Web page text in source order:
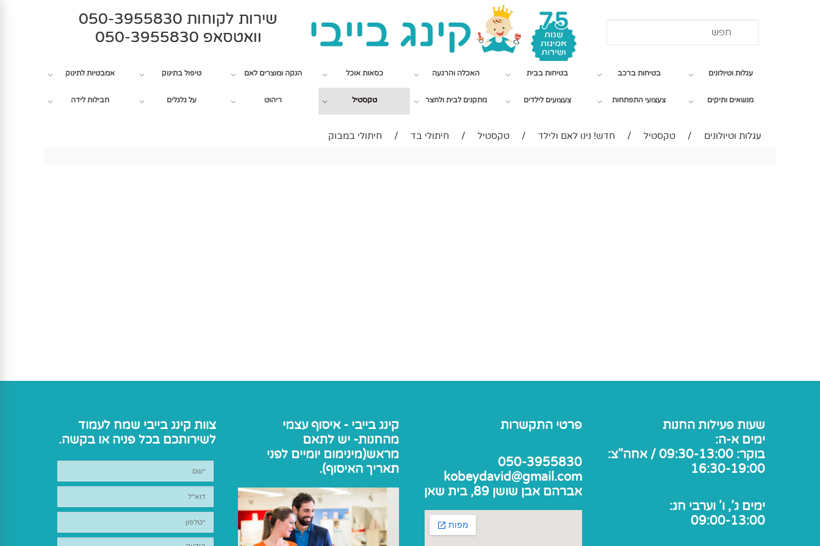
שירות לקוחות 050-3955830
וואטסאפ 050-3955830
עגלות וטיולונים בטיחות ברכב בטיחות בבית האכלה והרגעה כסאות אוכל הנקה ומוצרים לאם טיפול בתינוק אמבטיות לתינוק
מנשאים ותיקים צעצועי התפתחות צעצועים לילדים מתקנים לבית ולחצר טקסטיל ריהוט על גלגלים חבילות לידה
עגלות וטיולונים / טקסטיל / חדש! נינו לאם ולילד / טקסטיל / חיתולי בד / חיתולי במבוק
שעות פעילות החנות
ימים א-ה:
בוקר: 09:30-13:00 / אחה"צ:
16:30-19:00
ימים ג', ו' וערבי חג:
09:00-13:00
פרטי התקשרות
050-3955830
kobeydavid@gmail.com
אברהם אבן שושן 89, בית שאן
קינג בייבי - איסוף עצמי
מהחנות- יש לתאם
מראש(מינימום יומיים לפני
תאריך האיסוף).
צוות קינג בייבי שמח לעמוד
לשירותכם בכל פניה או בקשה.